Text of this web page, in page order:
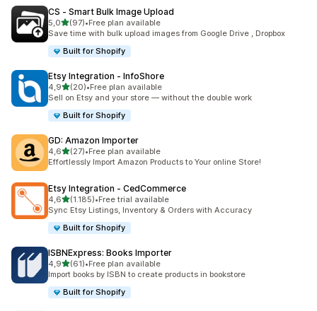
CS ‑ Smart Bulk Image Upload
5,05 yıldız üzerinden
(97)
toplam 97 değerlendirme
•Free plan available
Save time with bulk upload images from Google Drive , Dropbox
Built for Shopify
Etsy Integration ‑ InfoShore
4,95 yıldız üzerinden
(20)
toplam 20 değerlendirme
•Free plan available
Sell on Etsy and your store — without the double work
Built for Shopify
GD: Amazon Importer
4,65 yıldız üzerinden
(27)
toplam 27 değerlendirme
•Free plan available
Effortlessly Import Amazon Products to Your online Store!
Etsy Integration ‑ CedCommerce
4,65 yıldız üzerinden
(1.185)
toplam 1185 değerlendirme
•Free trial available
Sync Etsy Listings, Inventory & Orders with Accuracy
Built for Shopify
ISBNExpress: Books Importer
4,95 yıldız üzerinden
(61)
toplam 61 değerlendirme
•Free plan available
Import books by ISBN to create products in bookstore
Built for Shopify